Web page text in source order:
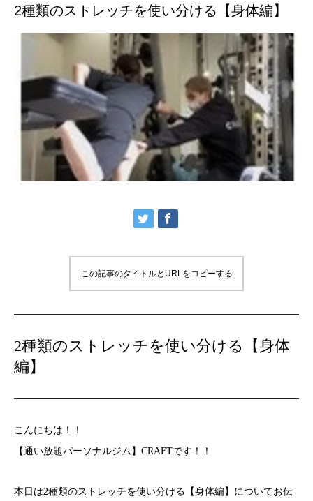
2種類のストレッチを使い分ける【身体編】
この記事のタイトルとURLをコピーする
2種類のストレッチを使い分ける【身体
編】
こんにちは！！
【通い放題パーソナルジム】CRAFTです！！
本日は2種類のストレッチを使い分ける【身体編】についてお伝